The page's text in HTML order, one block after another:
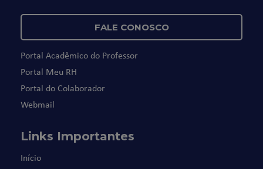
FALE CONOSCO
Portal Acadêmico do Professor
Portal Meu RH
Portal do Colaborador
Webmail
Links Importantes
Início